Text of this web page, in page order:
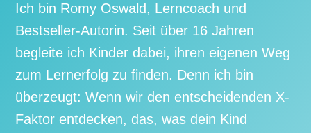
Ich bin Romy Oswald, Lerncoach und
Bestseller-Autorin. Seit über 16 Jahren
begleite ich Kinder dabei, ihren eigenen Weg
zum Lernerfolg zu finden. Denn ich bin
überzeugt: Wenn wir den entscheidenden X-
Faktor entdecken, das, was dein Kind